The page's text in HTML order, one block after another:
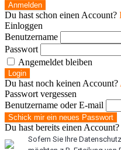
User397636
Managed
User397636
Managed
User397636
Managed
User350599
Anmelden
Du hast schon einen Account?
Einloggen
Benutzername
Passwort
Angemeldet bleiben
Login
Du hast noch keinen Account?
Passwort vergessen
Benutzername oder E-mail
Schick mir ein neues Passwort
Du hast bereits einen Account?
Sofern Sie Ihre